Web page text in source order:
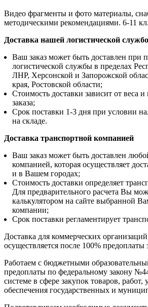
​Видео фрагменты и фото материалы,
методическими рекомендациями. 6-11 кл.
Доставка нашей логистической
Ваш заказ может быть доставлен
логистической службы в пределах
ЛНР, Херсонской и Запорожской
края, Ростовской области;
Стоимость доставки зависит от веса
заказа;
Срок поставки 1-3 дня при условии
на складе.
Доставка транспортной компанией
Ваш заказ может быть доставлен
компанией, которая осуществляет
и в Вашем городах;
Стоимость доставки определяет
Для предварительного расчета Вы
калькулятором на сайте выбранной
компании;
Срок поставки регламентирует
Доставка для коммерческих
осуществляется после 100% предоплаты
Работаем с бюджетными
предоплаты по федеральному закону
системе в сфере закупок товаров, работ,
обеспечения государственных и